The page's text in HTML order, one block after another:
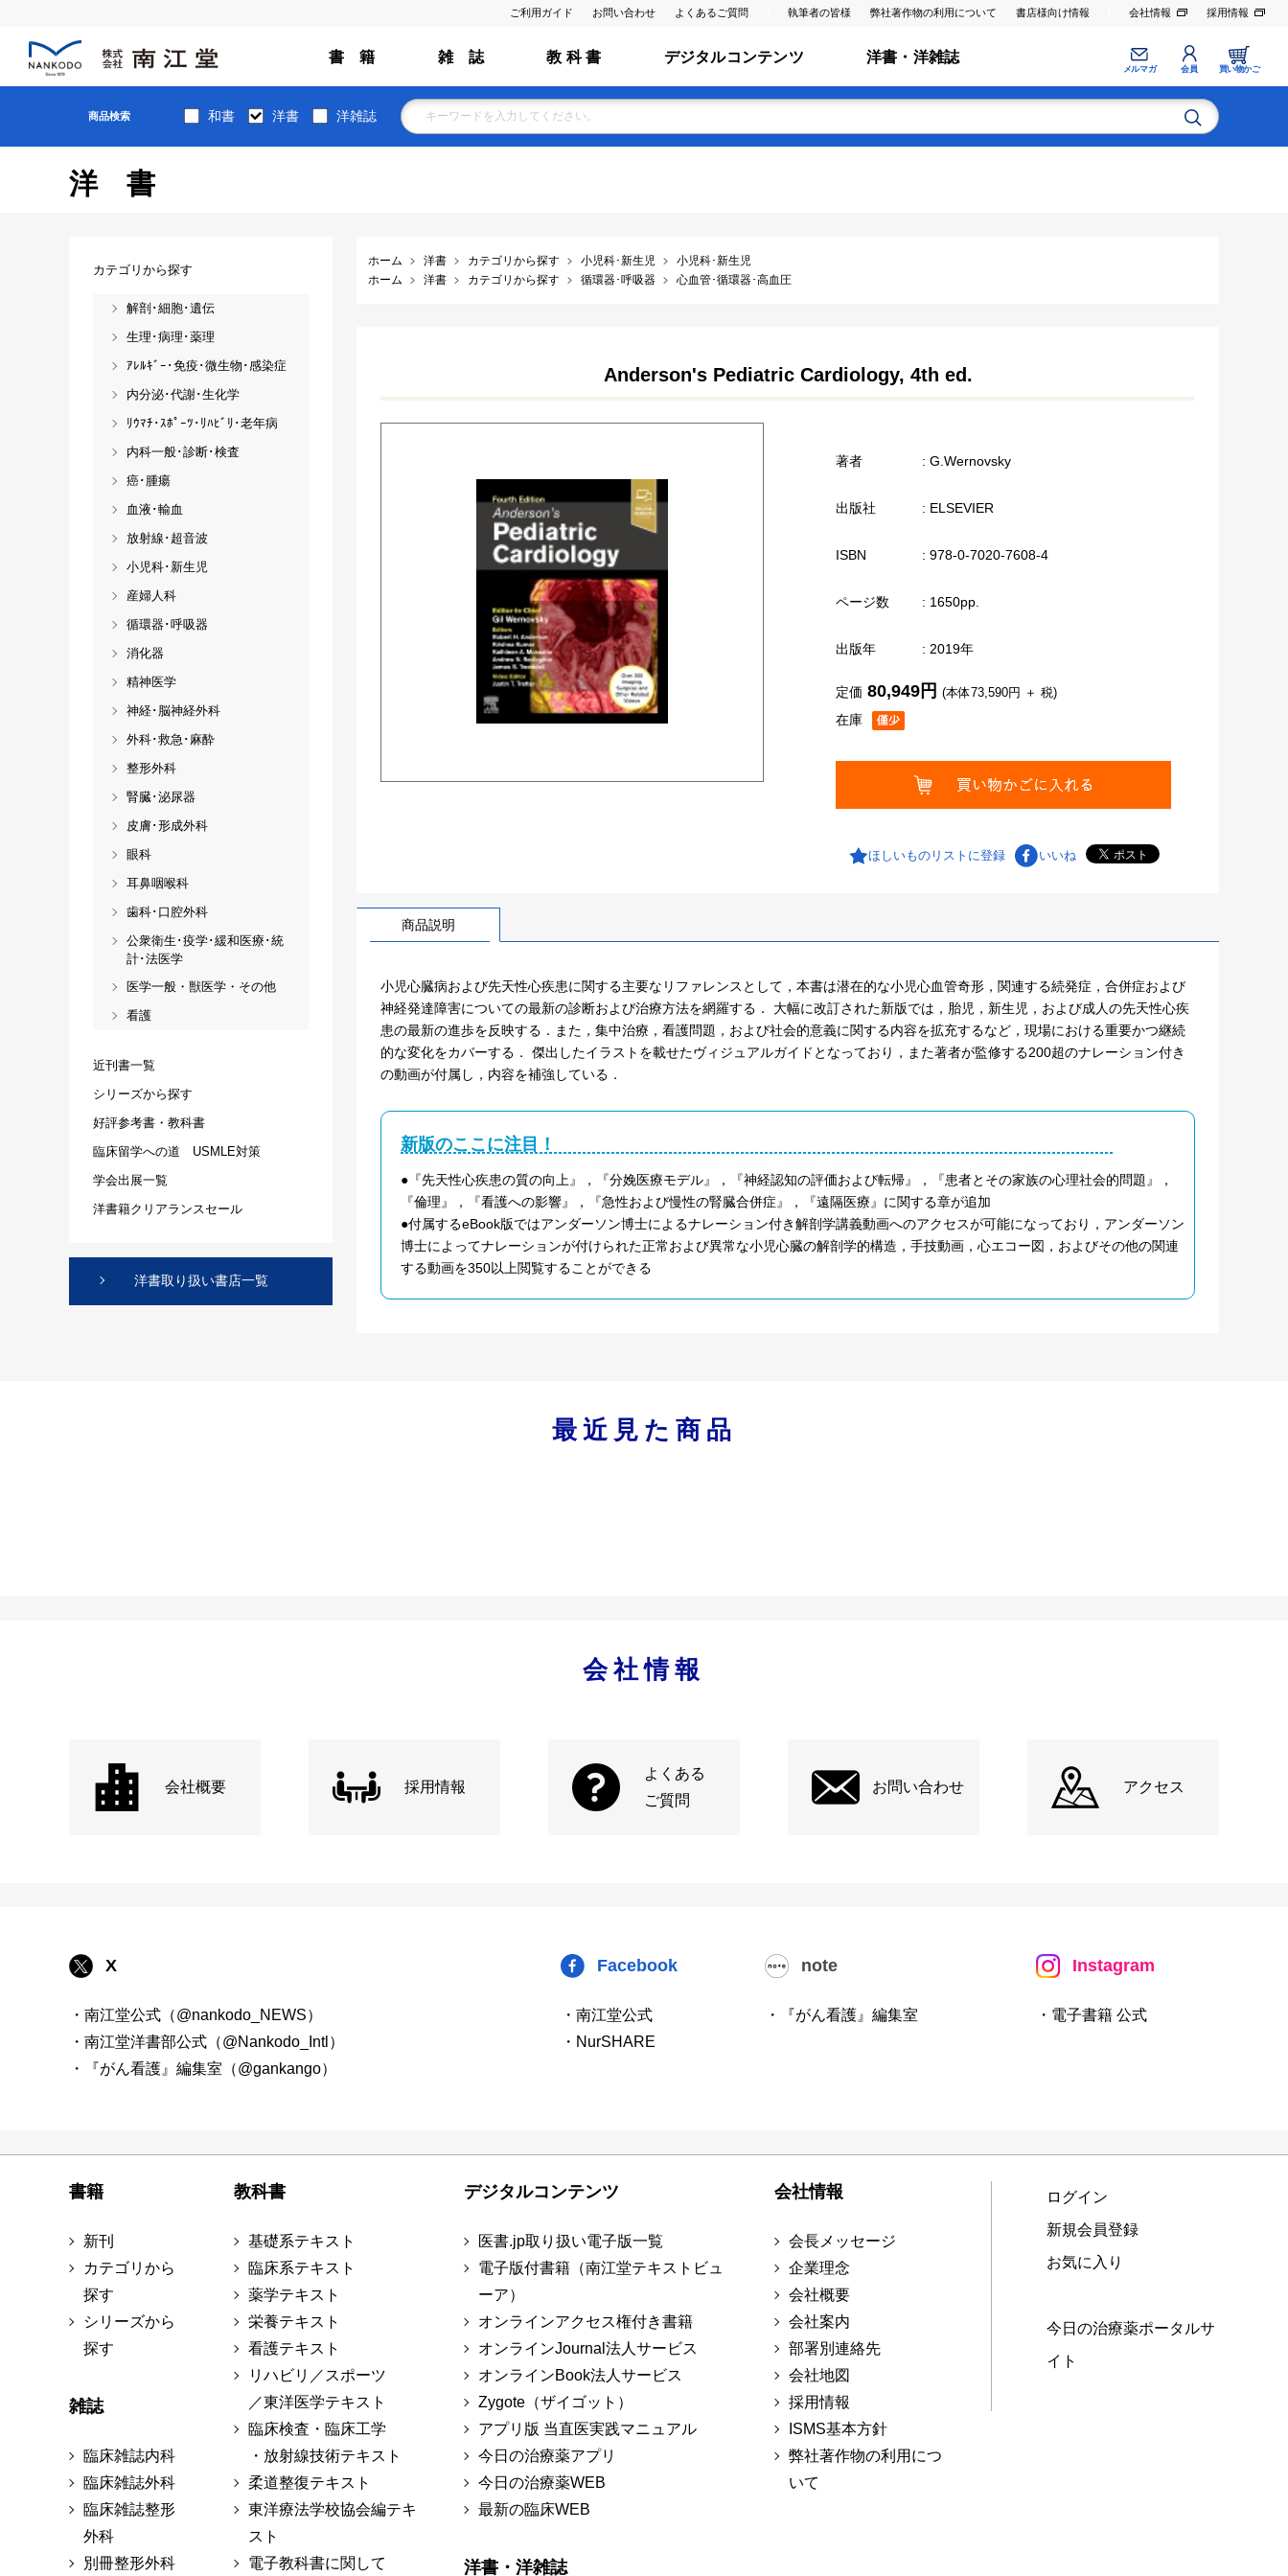
ご利用ガイド お問い合わせ よくあるご質問 執筆者の皆様 弊社著作物の利用について 書店様向け情報 会社情報 採用情報
書 籍 雑 誌 教 科 書 デジタルコンテンツ 洋書・洋雑誌
メルマガ 会員 買い物かご
商品検索 和書 洋書 洋雑誌
洋書
ホーム 洋書 カテゴリから探す 小児科･新生児
小児科･新生児
ホーム
洋書 カテゴリから探す 循環器･呼吸器 心血管･循環器･高血圧
Anderson's Pediatric Cardiology, 4th ed.
著者 : G.Wernovsky
出版社 : ELSEVIER
ISBN : 978-0-7020-7608-4
ページ数 : 1650pp.
出版年 : 2019年
在庫
定価 80,949円 (本体73,590円 ＋ 税)
ほしいものリストに登録 いいね
商品説明
小児心臓病および先天性心疾患に関する主要なリファレンスとして，本書は潜在的な小児心血管奇形，関連する続発症，合併症および
神経発達障害についての最新の診断および治療方法を網羅する． 大幅に改訂された新版では，胎児，新生児，および成人の先天性心疾
患の最新の進歩を反映する．また，集中治療，看護問題，および社会的意義に関する内容を拡充するなど，現場における重要かつ継続
的な変化をカバーする． 傑出したイラストを載せたヴィジュアルガイドとなっており，また著者が監修する200超のナレーション付き
の動画が付属し，内容を補強している．
新版のここに注目！
●『先天性心疾患の質の向上』，『分娩医療モデル』，『神経認知の評価および転帰』，『患者とその家族の心理社会的問題』，
『倫理』，『看護への影響』，『急性および慢性の腎臓合併症』，『遠隔医療』に関する章が追加
●付属するeBook版ではアンダーソン博士によるナレーション付き解剖学講義動画へのアクセスが可能になっており，アンダーソン
博士によってナレーションが付けられた正常および異常な小児心臓の解剖学的構造，手技動画，心エコー図，およびその他の関連
する動画を350以上閲覧することができる
カテゴリから探す
解剖･細胞･遺伝
生理･病理･薬理
ｱﾚﾙｷﾞｰ･免疫･微生物･感染症
内分泌･代謝･生化学
ﾘｳﾏﾁ･ｽﾎﾟｰﾂ･ﾘﾊﾋﾞﾘ･老年病
内科一般･診断･検査
癌･腫瘍
血液･輸血
放射線･超音波
小児科･新生児
産婦人科
循環器･呼吸器
消化器
精神医学
神経･脳神経外科
外科･救急･麻酔
整形外科
腎臓･泌尿器
皮膚･形成外科
眼科
耳鼻咽喉科
歯科･口腔外科
公衆衛生･疫学･緩和医療･統
計･法医学
医学一般・獣医学・その他
看護
近刊書一覧
シリーズから探す
好評参考書・教科書
臨床留学への道 USMLE対策
学会出展一覧
洋書籍クリアランスセール
洋書取り扱い書店一覧
最近見た商品
会社情報
会社概要 採用情報
よくある
ご質問
お問い合わせ アクセス
X
・南江堂公式（@nankodo_NEWS）
・南江堂洋書部公式（@Nankodo_Intl）
・『がん看護』編集室（@gankango）
Facebook
・南江堂公式
・NurSHARE
note
・『がん看護』編集室
Instagram
・電子書籍 公式
書籍
新刊
カテゴリから
探す
シリーズから
探す
雑誌
臨床雑誌内科
臨床雑誌外科
臨床雑誌整形
外科
別冊整形外科
教科書
基礎系テキスト
臨床系テキスト
薬学テキスト
栄養テキスト
看護テキスト
リハビリ／スポーツ
／東洋医学テキスト
臨床検査・臨床工学
・放射線技術テキスト
柔道整復テキスト
東洋療法学校協会編テキ
スト
電子教科書に関して
デジタルコンテンツ
医書.jp取り扱い電子版一覧
電子版付書籍（南江堂テキストビュ
ーア）
オンラインアクセス権付き書籍
オンラインJournal法人サービス
オンラインBook法人サービス
Zygote（ザイゴット）
アプリ版 当直医実践マニュアル
今日の治療薬アプリ
今日の治療薬WEB
最新の臨床WEB
洋書・洋雑誌
会社情報
会長メッセージ
企業理念
会社概要
会社案内
部署別連絡先
会社地図
採用情報
ISMS基本方針
弊社著作物の利用につ
いて
ログイン
新規会員登録
お気に入り
今日の治療薬ポータルサ
イト